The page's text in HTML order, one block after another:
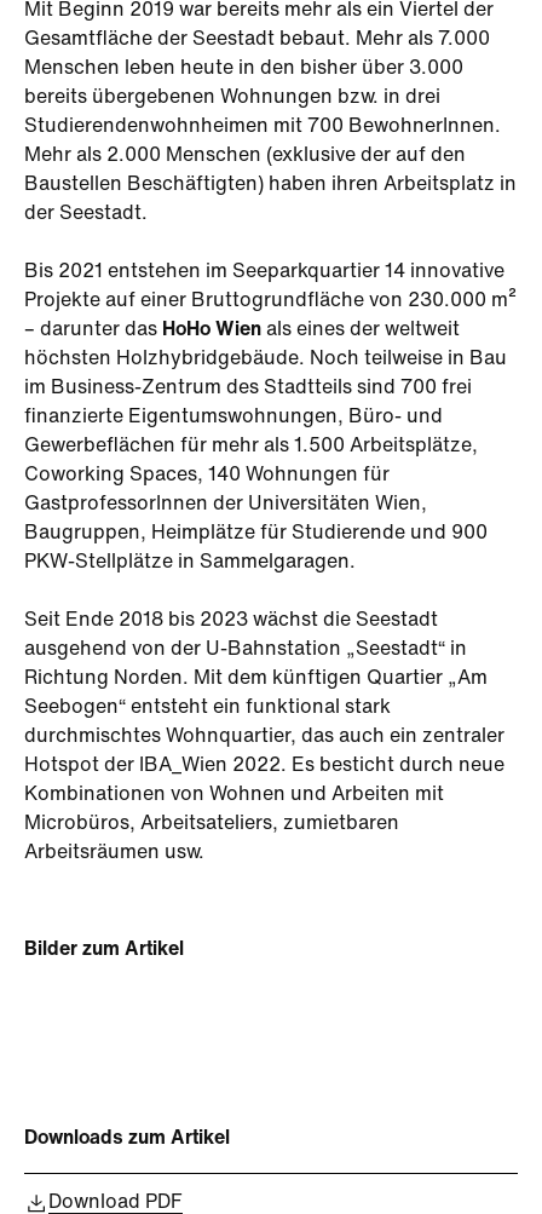
Mit Beginn 2019 war bereits mehr als ein Viertel der
Gesamtfläche der Seestadt bebaut. Mehr als 7.000
Menschen leben heute in den bisher über 3.000
bereits übergebenen Wohnungen bzw. in drei
Studierendenwohnheimen mit 700 BewohnerInnen.
Mehr als 2.000 Menschen (exklusive der auf den
Baustellen Beschäftigten) haben ihren Arbeitsplatz in
der Seestadt.
Bis 2021 entstehen im Seeparkquartier 14 innovative
Projekte auf einer Bruttogrundfläche von 230.000 m²
– darunter das HoHo Wien als eines der weltweit
höchsten Holzhybridgebäude. Noch teilweise in Bau
im Business-Zentrum des Stadtteils sind 700 frei
finanzierte Eigentumswohnungen, Büro- und
Gewerbeflächen für mehr als 1.500 Arbeitsplätze,
Coworking Spaces, 140 Wohnungen für
GastprofessorInnen der Universitäten Wien,
Baugruppen, Heimplätze für Studierende und 900
PKW-Stellplätze in Sammelgaragen.
Seit Ende 2018 bis 2023 wächst die Seestadt
ausgehend von der U-Bahnstation „Seestadt“ in
Richtung Norden. Mit dem künftigen Quartier „Am
Seebogen“ entsteht ein funktional stark
durchmischtes Wohnquartier, das auch ein zentraler
Hotspot der IBA_Wien 2022. Es besticht durch neue
Kombinationen von Wohnen und Arbeiten mit
Microbüros, Arbeitsateliers, zumietbaren
Arbeitsräumen usw.
Bilder zum Artikel
Downloads zum Artikel
Download PDF